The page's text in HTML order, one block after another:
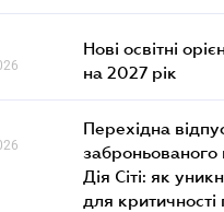
Нові освітні
на 2027 рік
Перехідна
заброньованого
Дія Сіті: як
для критичності